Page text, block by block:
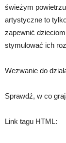
świeżym
artystyczne to
zapewnić
stymulować ich
Wezwanie do
Sprawdź, w co
Link tagu HTML: